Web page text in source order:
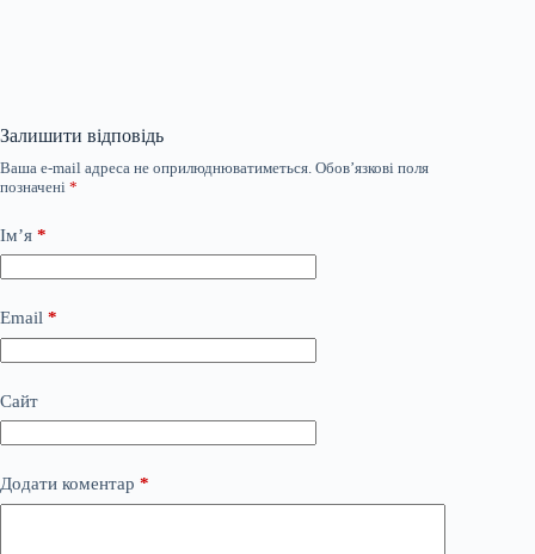
Залишити відповідь
Ваша e-mail адреса не оприлюднюватиметься. Обов’язкові поля
позначені *
Ім’я *
Email *
Сайт
Додати коментар *